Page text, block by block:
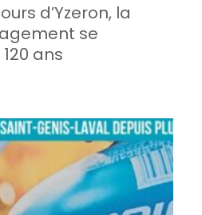
d’Yzeron, la
se
ans